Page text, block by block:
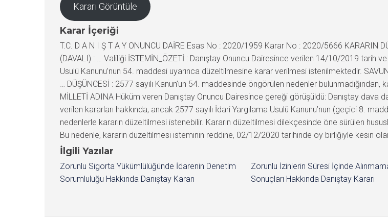
Kararı Görüntüle
Karar İçeriği
T.C. D A N I Ş T A Y ONUNCU DAİRE Esas No : 2020/1959 Karar No : 2020/5666 KARARIN
(DAVALI) : … Valiliği İSTEMİN_ÖZETİ : Danıştay Onuncu Dairesince verilen 14/10/2019 tarih
Usulü Kanunu’nun 54. maddesi uyarınca düzeltilmesine karar verilmesi istenilmektedir.
… DÜŞÜNCESİ : 2577 sayılı Kanun’un 54. maddesinde öngörülen nedenler
MİLLETİ ADINA Hüküm veren Danıştay Onuncu Dairesince gereği görüşüldü: Danıştay dava
verilen kararları hakkında, ancak 2577 sayılı İdari Yargılama Usulü Kanunu’nun (geçici 8.
nedenlerle kararın düzeltilmesi istenebilir. Kararın düzeltilmesi dilekçesinde öne sürülen
Bu nedenle, kararın düzeltilmesi isteminin reddine, 02/12/2020 tarihinde oy birliğiyle kesin
İlgili Yazılar
Zorunlu Sigorta Yükümlülüğünde İdarenin Denetim
Sorumluluğu Hakkında Danıştay Kararı
Zorunlu İzinlerin Süresi İçinde
Sonuçları Hakkında Danıştay Kararı